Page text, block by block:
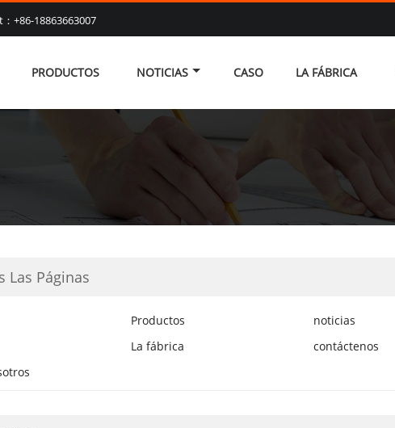
+86-18863663007
PRODUCTOS NOTICIAS CASO LA FÁBRICA
Las Páginas
Productos
noticias
La fábrica
contáctenos